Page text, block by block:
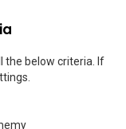
the below criteria. If